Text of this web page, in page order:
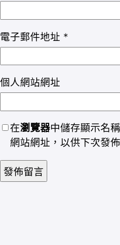
電子郵件地址 *
個人網站網址
在瀏覽器中儲存顯示名
網站網址，以供下次發